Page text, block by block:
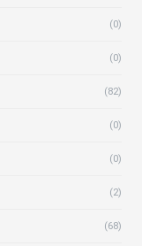
(0)
(0)
(82)
(0)
(0)
(2)
(68)